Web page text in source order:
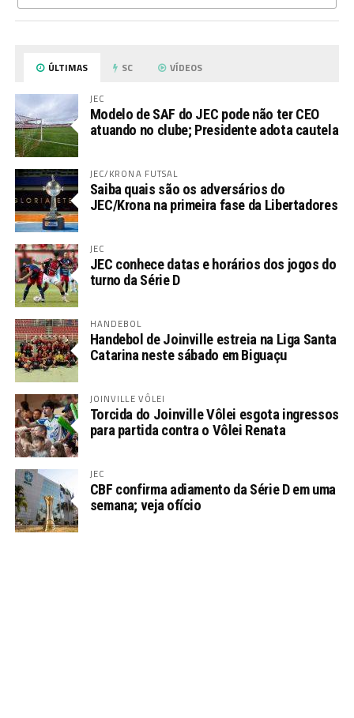
ÚLTIMAS SC VÍDEOS
JEC
Modelo de SAF do JEC pode não ter CEO
atuando no clube; Presidente adota cautela
JEC/KRONA FUTSAL
Saiba quais são os adversários do
JEC/Krona na primeira fase da Libertadores
JEC
JEC conhece datas e horários dos jogos do
turno da Série D
HANDEBOL
Handebol de Joinville estreia na Liga Santa
Catarina neste sábado em Biguaçu
JOINVILLE VÔLEI
Torcida do Joinville Vôlei esgota ingressos
para partida contra o Vôlei Renata
JEC
CBF confirma adiamento da Série D em uma
semana; veja ofício